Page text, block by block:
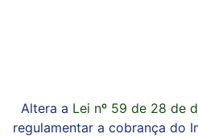
Altera a Lei nº 59 de 28 de
regulamentar a cobrança do